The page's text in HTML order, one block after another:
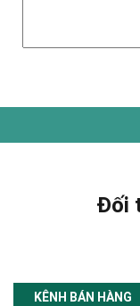
Đối
KÊNH BÁN HÀNG